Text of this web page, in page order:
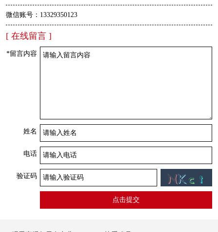
微信账号：13329350123
[ 在线留言 ]
*留言内容
姓名
电话
验证码
点击提交